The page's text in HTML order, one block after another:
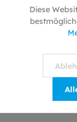
Diese